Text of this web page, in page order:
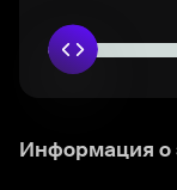
Информация о